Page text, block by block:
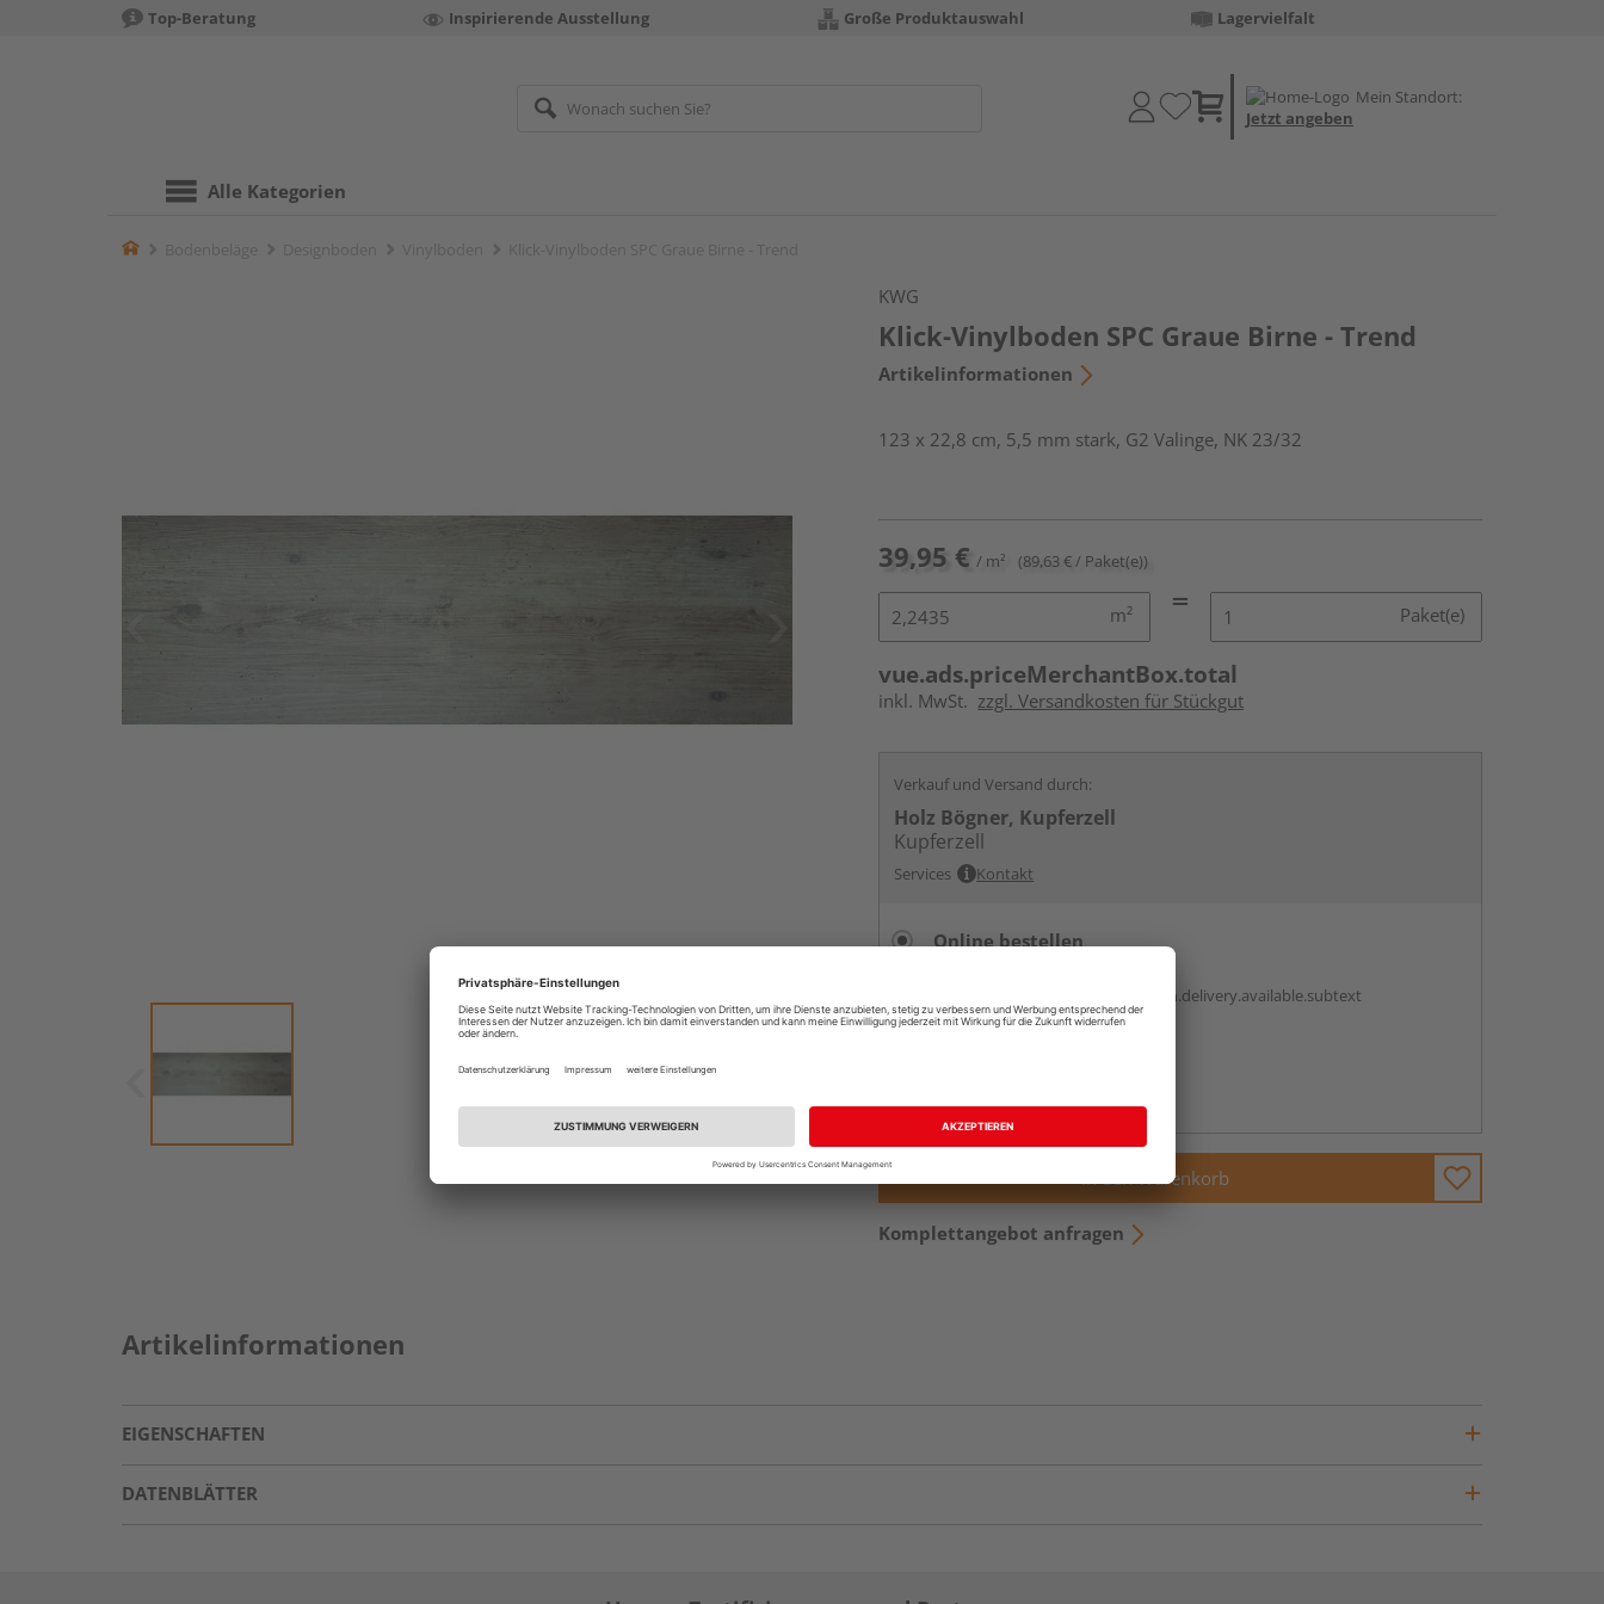
Top-Beratung Inspirierende Ausstellung Große Produktauswahl Lagervielfalt
Mein Standort:
Jetzt angeben
Alle Kategorien
Home
KWG
Klick-Vinylboden SPC Graue Birne - Trend
Artikelinformationen
123 x 22,8 cm, 5,5 mm stark, G2 Valinge, NK 23/32
39,95 € / m² (89,63 € / Paket(e))
m² Paket(e)
vue.ads.priceMerchantBox.total
inkl. MwSt. zzgl. Versandkosten für Stückgut
Verkauf und Versand durch:
Holz Bögner, Kupferzell
Kupferzell
Services Kontakt
Online bestellen
vue.ads.priceMerchantBox.option.delivery.available.subtext
In den Warenkorb
Komplettangebot anfragen
Artikelinformationen
EIGENSCHAFTEN
DATENBLÄTTER